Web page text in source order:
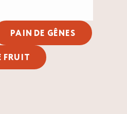
PAIN DE GÊNES
FRUIT